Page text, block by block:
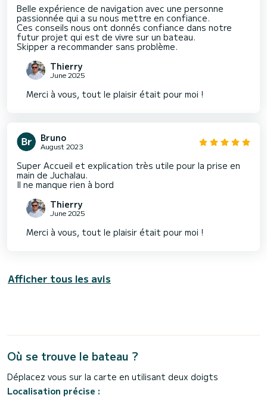
Belle expérience de navigation avec une personne
passionnée qui a su nous mettre en confiance.
Ces conseils nous ont donnés confiance dans notre
futur projet qui est de vivre sur un bateau.
Skipper a recommander sans problème.
Thierry
June 2025
Merci à vous, tout le plaisir était pour moi !
Bruno
August 2023
Super Accueil et explication très utile pour la prise en
main de Juchalau.
Thierry
June 2025
Merci à vous, tout le plaisir était pour moi !
Afficher tous les avis
Où se trouve le bateau ?
Déplacez vous sur la carte en utilisant deux doigts
Localisation précise :